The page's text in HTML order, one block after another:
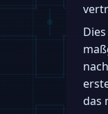
das